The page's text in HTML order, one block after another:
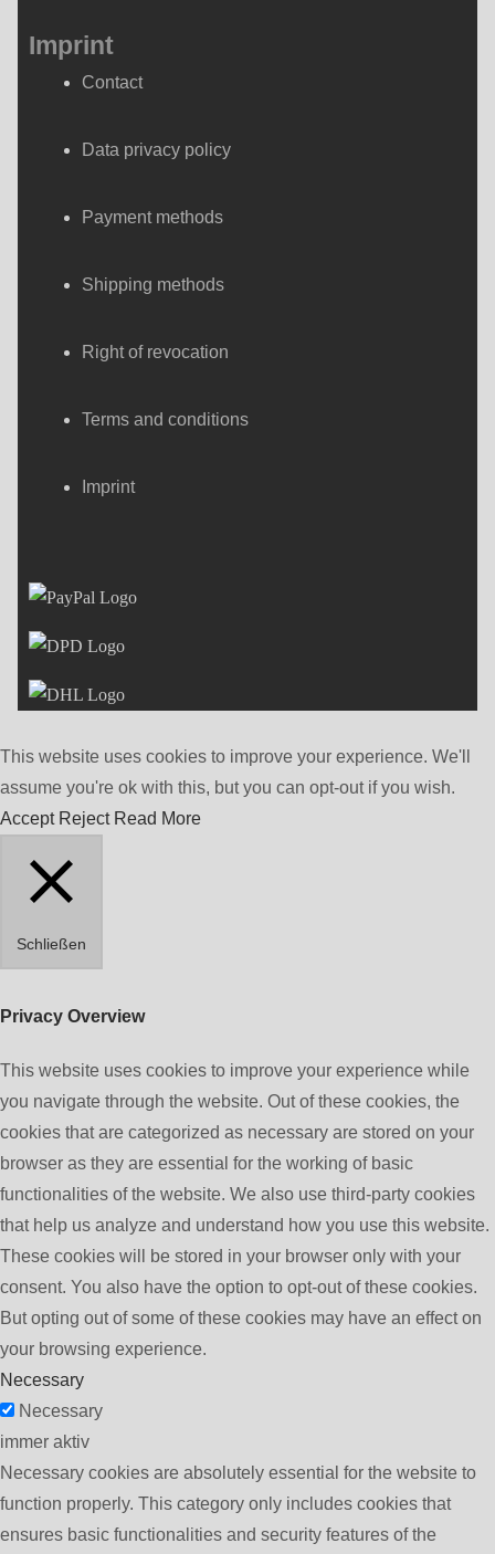
Imprint
Contact
Data privacy policy
Payment methods
Shipping methods
Right of revocation
Terms and conditions
Imprint
This website uses cookies to improve your experience. We'll
assume you're ok with this, but you can opt-out if you wish.
Accept Reject Read More
Schließen
Privacy Overview
This website uses cookies to improve your experience while
you navigate through the website. Out of these cookies, the
cookies that are categorized as necessary are stored on your
browser as they are essential for the working of basic
functionalities of the website. We also use third-party cookies
that help us analyze and understand how you use this website.
These cookies will be stored in your browser only with your
consent. You also have the option to opt-out of these cookies.
But opting out of some of these cookies may have an effect on
your browsing experience.
Necessary
Necessary
immer aktiv
Necessary cookies are absolutely essential for the website to
function properly. This category only includes cookies that
ensures basic functionalities and security features of the